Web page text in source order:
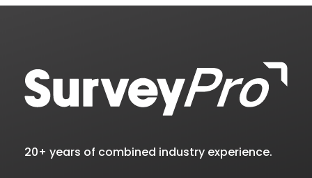
20+ years of combined industry experience.